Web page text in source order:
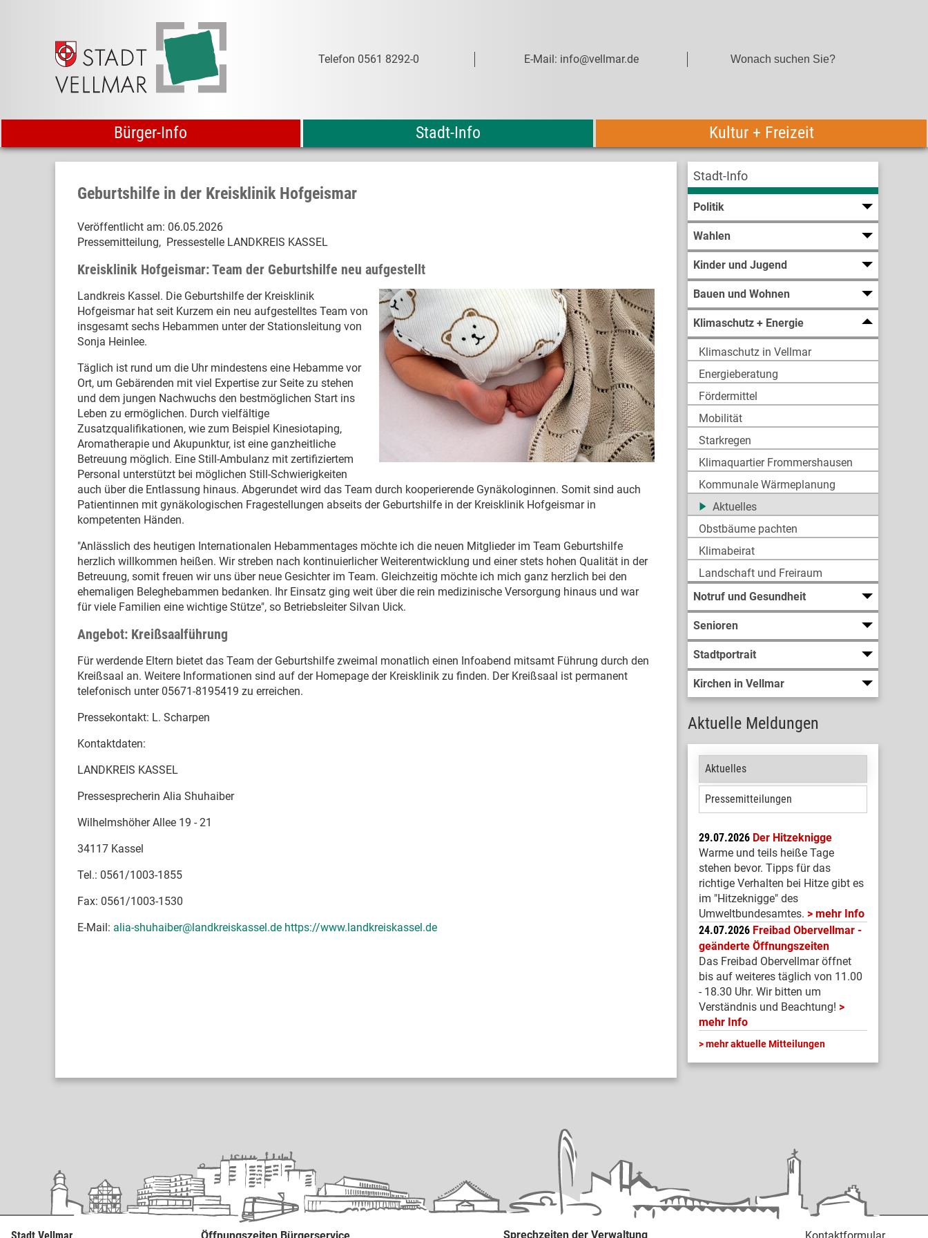
Telefon 0561 8292-0 E-Mail: info@vellmar.de
Bürger-Info Stadt-Info Kultur + Freizeit
Stadt-Info
Politik
Wahlen
Kinder und Jugend
Bauen und Wohnen
Klimaschutz + Energie
Klimaschutz in Vellmar
Energieberatung
Fördermittel
Mobilität
Starkregen
Klimaquartier Frommershausen
Kommunale Wärmeplanung
Aktuelles
Obstbäume pachten
Klimabeirat
Landschaft und Freiraum
Notruf und Gesundheit
Senioren
Stadtportrait
Kirchen in Vellmar
Aktuelle Meldungen
Aktuelles
Pressemitteilungen
29.07.2026 Der Hitzeknigge
Warme und teils heiße Tage
stehen bevor. Tipps für das
richtige Verhalten bei Hitze gibt es
im "Hitzeknigge" des
Umweltbundesamtes.
mehr Info
24.07.2026 Freibad Obervellmar -
geänderte Öffnungszeiten
Das Freibad Obervellmar öffnet
bis auf weiteres täglich von 11.00
- 18.30 Uhr. Wir bitten um
Verständnis und Beachtung!
mehr Info
mehr aktuelle Mitteilungen
Geburtshilfe in der Kreisklinik Hofgeismar
Veröffentlicht am: 06.05.2026
Pressemitteilung, Pressestelle LANDKREIS KASSEL
Kreisklinik Hofgeismar: Team der Geburtshilfe neu aufgestellt
Landkreis Kassel. Die Geburtshilfe der Kreisklinik
Hofgeismar hat seit Kurzem ein neu aufgestelltes Team von
insgesamt sechs Hebammen unter der Stationsleitung von
Sonja Heinlee.
Täglich ist rund um die Uhr mindestens eine Hebamme vor
Ort, um Gebärenden mit viel Expertise zur Seite zu stehen
und dem jungen Nachwuchs den bestmöglichen Start ins
Leben zu ermöglichen. Durch vielfältige
Zusatzqualifikationen, wie zum Beispiel Kinesiotaping,
Aromatherapie und Akupunktur, ist eine ganzheitliche
Betreuung möglich. Eine Still-Ambulanz mit zertifiziertem
Personal unterstützt bei möglichen Still-Schwierigkeiten
auch über die Entlassung hinaus. Abgerundet wird das Team durch kooperierende Gynäkologinnen. Somit sind auch
Patientinnen mit gynäkologischen Fragestellungen abseits der Geburtshilfe in der Kreisklinik Hofgeismar in
kompetenten Händen.
"Anlässlich des heutigen Internationalen Hebammentages möchte ich die neuen Mitglieder im Team Geburtshilfe
herzlich willkommen heißen. Wir streben nach kontinuierlicher Weiterentwicklung und einer stets hohen Qualität in der
Betreuung, somit freuen wir uns über neue Gesichter im Team. Gleichzeitig möchte ich mich ganz herzlich bei den
ehemaligen Beleghebammen bedanken. Ihr Einsatz ging weit über die rein medizinische Versorgung hinaus und war
für viele Familien eine wichtige Stütze", so Betriebsleiter Silvan Uick.
Angebot: Kreißsaalführung
Für werdende Eltern bietet das Team der Geburtshilfe zweimal monatlich einen Infoabend mitsamt Führung durch den
Kreißsaal an. Weitere Informationen sind auf der Homepage der Kreisklinik zu finden. Der Kreißsaal ist permanent
telefonisch unter 05671-8195419 zu erreichen.
Pressekontakt: L. Scharpen
Kontaktdaten:
LANDKREIS KASSEL
Pressesprecherin Alia Shuhaiber
Wilhelmshöher Allee 19 - 21
34117 Kassel
Tel.: 0561/1003-1855
Fax: 0561/1003-1530
E-Mail: alia-shuhaiber@landkreiskassel.de https://www.landkreiskassel.de
Sprechzeiten der Verwaltung